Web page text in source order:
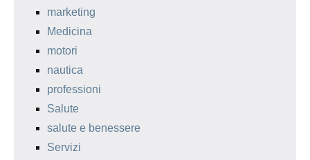
marketing
Medicina
motori
nautica
professioni
Salute
salute e benessere
Servizi